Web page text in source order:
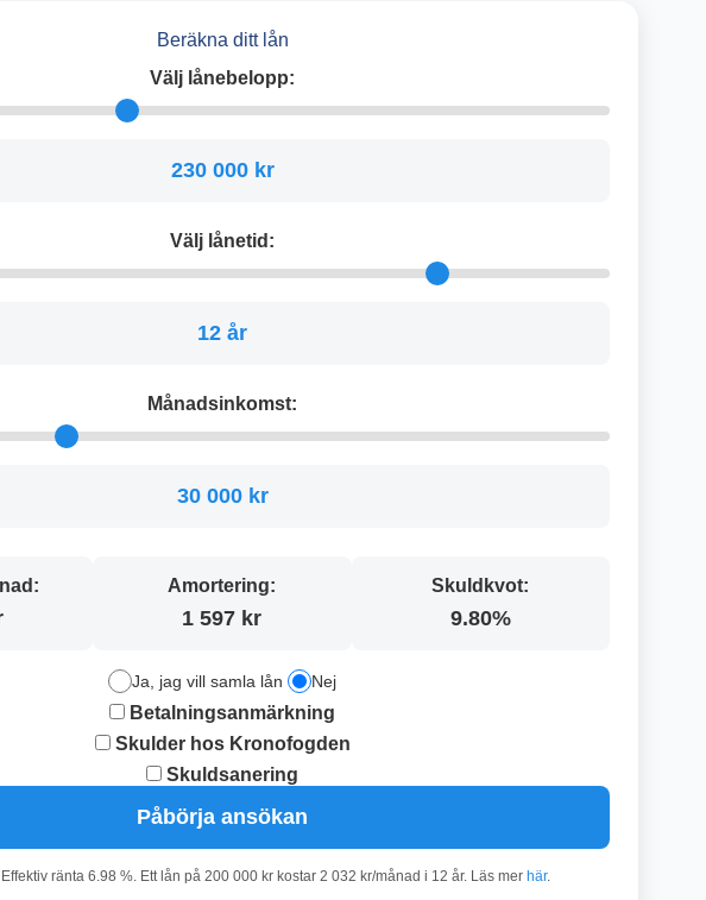
Beräkna ditt lån
Välj lånebelopp:
230 000 kr
Välj lånetid:
12 år
Månadsinkomst:
30 000 kr
Amortering:
1 597 kr
Skuldkvot:
9.80%
Ja, jag vill samla lån Nej
Betalningsanmärkning
Skulder hos Kronofogden
Skuldsanering
Påbörja ansökan
ränta 6.98 %. Ett lån på 200 000 kr kostar 2 032 kr/månad i 12 år. Läs mer här.